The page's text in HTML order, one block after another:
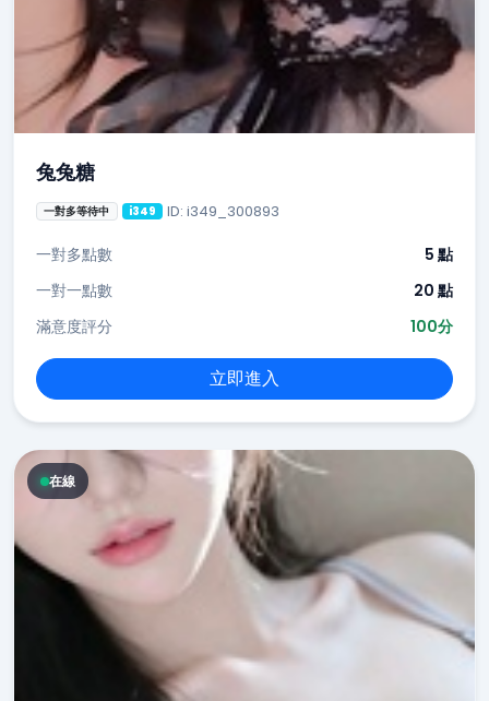
兔兔糖
一對多等待中 i349 ID: i349_300893
一對多點數
5 點
一對一點數
20 點
滿意度評分
100分
立即進入
在線